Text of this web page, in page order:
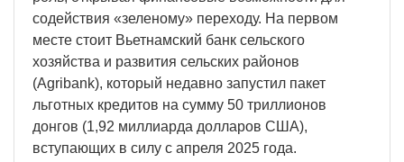
содействия «зеленому» переходу. На первом
месте стоит Вьетнамский банк сельского
хозяйства и развития сельских районов
(Agribank), который недавно запустил пакет
льготных кредитов на сумму 50 триллионов
донгов (1,92 миллиарда долларов США),
вступающих в силу с апреля 2025 года.